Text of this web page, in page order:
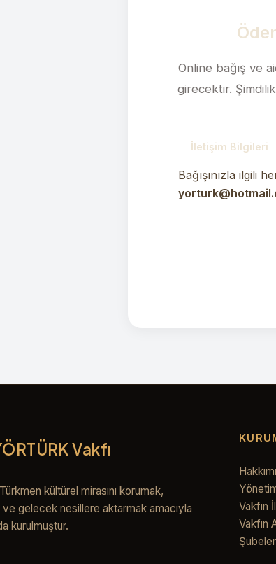
Online bağış ve
girecektir.
İletişim Bilgileri
Bağışınızla ilgili
Vakfı
kültürel mirasını korumak,
gelecek nesillere aktarmak amacıyla
kurulmuştur.
Vakfın
Vakfın